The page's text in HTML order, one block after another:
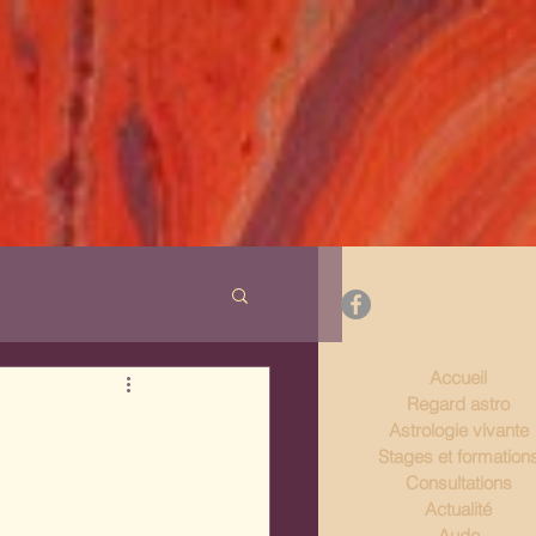
Accueil
Regard astro
Astrologie vivante
Stages et
Consultations
Actualité